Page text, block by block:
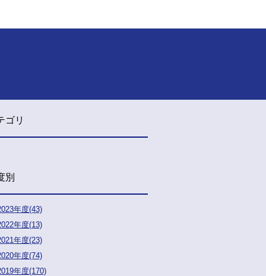
ゴリ
別
年度(43)
年度(13)
年度(23)
年度(74)
年度(170)